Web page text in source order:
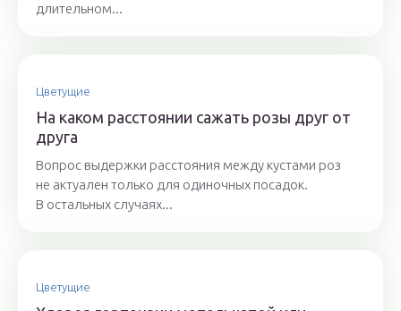
длительном...
Цветущие
На каком расстоянии сажать розы друг от
друга
Вопрос выдержки расстояния между кустами роз
не актуален только для одиночных посадок.
В остальных случаях...
Цветущие